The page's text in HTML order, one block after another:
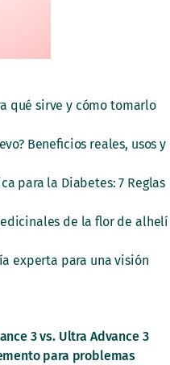
qué sirve y cómo tomarlo
Beneficios reales, usos y
para la Diabetes: 7 Reglas
de la flor de alhelí
experta para una visión
3 vs. Ultra Advance 3
para problemas